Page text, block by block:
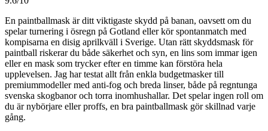
En paintballmask är ditt viktigaste skydd på banan, oavsett om du
spelar turnering i ösregn på Gotland eller kör spontanmatch med
kompisarna en disig aprilkväll i Sverige. Utan rätt skyddsmask för
paintball riskerar du både säkerhet och syn, en lins som immar igen
eller en mask som trycker efter en timme kan förstöra hela
upplevelsen. Jag har testat allt från enkla budgetmasker till
premiummodeller med anti-fog och breda linser, både på regntunga
svenska skogbanor och torra inomhushallar. Det spelar ingen roll om
du är nybörjare eller proffs, en bra paintballmask gör skillnad varje
gång.